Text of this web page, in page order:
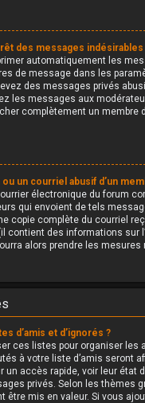
des messages indésirables
automatiquement les
de message dans les
des messages privés
les messages aux
complètement un membre
ou un courriel abusif d’un
électronique du forum
qui envoient de tels
copie complète du courriel
contient des informations sur
alors prendre les
d’amis et d’ignorés ?
ces listes pour organiser les
à votre liste d’amis seront
un accès rapide, voir leur état
privés. Selon les thèmes
être mis en valeur. Si vous